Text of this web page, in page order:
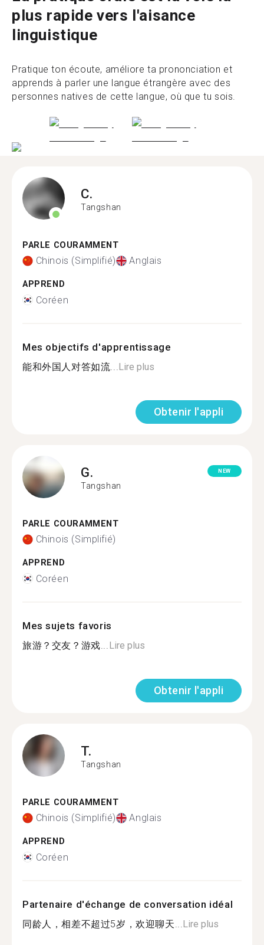
plus rapide vers l'aisance
linguistique
Pratique ton écoute, améliore ta prononciation et
apprends à parler une langue étrangère avec des
personnes natives de cette langue, où que tu sois.
C.
Tangshan
PARLE COURAMMENT
Chinois (Simplifié) Anglais
APPREND
Coréen
Mes objectifs d'apprentissage
能和外国人对答如流... Lire plus
Obtenir l'appli
G.
Tangshan
NEW
PARLE COURAMMENT
Chinois (Simplifié)
APPREND
Coréen
Mes sujets favoris
旅游？交友？游戏... Lire plus
Obtenir l'appli
T.
Tangshan
PARLE COURAMMENT
Chinois (Simplifié) Anglais
APPREND
Coréen
Partenaire d'échange de conversation idéal
同龄人，相差不超过5岁，欢迎聊天... Lire plus